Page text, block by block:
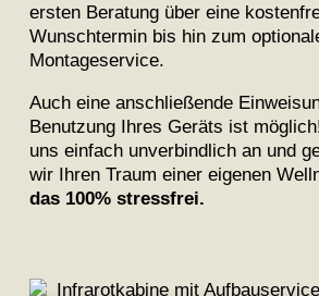
ersten Beratung über eine
Wunschtermin bis hin zum
Montageservice.
Auch eine anschließende
Benutzung Ihres Geräts ist
uns einfach unverbindlich an und
wir Ihren Traum einer eigenen
das 100% stressfrei.